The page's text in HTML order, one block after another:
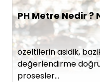
PH Metre Nedir ?
özeltilerin asidik,
değerlendirme
prosesler…